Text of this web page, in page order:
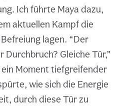
Ich führte Maya dazu,
aktuellen Kampf die
lagen. “Der
Durchbruch? Gleiche Tür,”
Moment tiefgreifender
wie sich die Energie
durch diese Tür zu